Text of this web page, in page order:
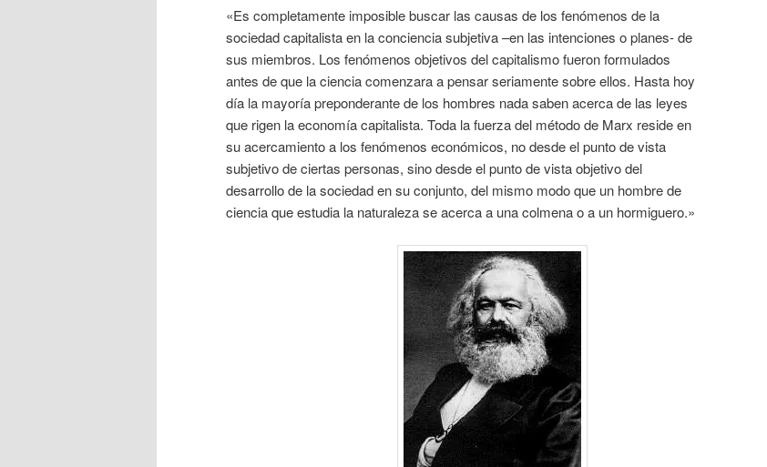
«Es completamente imposible buscar las causas de los fenómenos de la
sociedad capitalista en la conciencia subjetiva –en las intenciones o planes- de
sus miembros. Los fenómenos objetivos del capitalismo fueron formulados
antes de que la ciencia comenzara a pensar seriamente sobre ellos. Hasta hoy
día la mayoría preponderante de los hombres nada saben acerca de las leyes
que rigen la economía capitalista. Toda la fuerza del método de Marx reside en
su acercamiento a los fenómenos económicos, no desde el punto de vista
subjetivo de ciertas personas, sino desde el punto de vista objetivo del
desarrollo de la sociedad en su conjunto, del mismo modo que un hombre de
ciencia que estudia la naturaleza se acerca a una colmena o a un hormiguero.»